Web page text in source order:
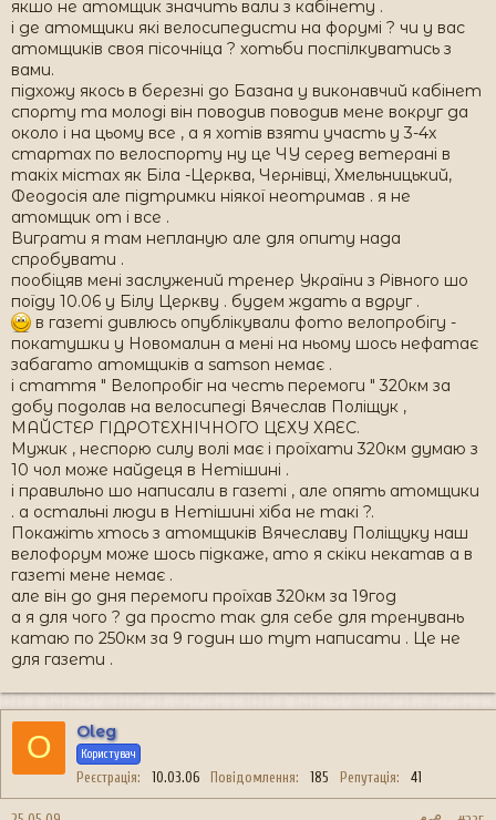
якшо не атомщик значить вали з кабінету .
і де атомщики які велосипедисти на форумі ? чи у вас
атомщиків своя пісочніца ? хотьби поспілкуватись з
вами.
підхожу якось в березні до Базана у виконавчий кабінет
спорту та молоді він поводив поводив мене вокруг да
около і на цьому все , а я хотів взяти участь у 3-4х
стартах по велоспорту ну це ЧУ серед ветерані в
такіх містах як Біла -Церква, Чернівці, Хмельницький,
Феодосія але підтримки ніякої неотримав . я не
атомщик от і все .
Виграти я там непланую але для опиту нада
спробувати .
пообіцяв мені заслужений тренер України з Рівного шо
поїду 10.06 у Білу Церкву . будем ждать а вдруг .
в газеті дивлюсь опублікували фото велопробігу -
покатушки у Новомалин а мені на ньому шось нефатає
забагато атомщиків а samson немає .
і стаття " Велопробіг на честь перемоги " 320км за
добу подолав на велосипеді Вячеслав Поліщук ,
МАЙСТЕР ГІДРОТЕХНІЧНОГО ЦЕХУ ХАЕС.
Мужик , неспорю силу волі має і проїхати 320км думаю з
10 чол може найдеця в Нетішині .
і правильно шо написали в газеті , але опять атомщики
. а остальні люди в Нетішині хіба не такі ?.
Покажіть хтось з атомщиків Вячеславу Поліщуку наш
велофорум може шось підкаже, ато я скіки некатав а в
газеті мене немає .
але він до дня перемоги проїхав 320км за 19год
а я для чого ? да просто так для себе для тренувань
катаю по 250км за 9 годин шо тут написати . Це не
для газети .
O Oleg
Користувач
Реєстрація 10.03.06 Повідомлення 185 Репутація 41